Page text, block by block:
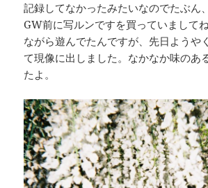
記録してなかったみたいなのでたぶん
GW前に写ルンですを買っていまして
ながら遊んでたんですが、先日ようや
て現像に出しました。なかなか味のあ
たよ。